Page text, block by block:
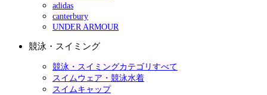
adidas
canterbury
UNDER ARMOUR
競泳・スイミング
競泳・スイミングカテゴリすべて
スイムウェア・競泳水着
スイムキャップ